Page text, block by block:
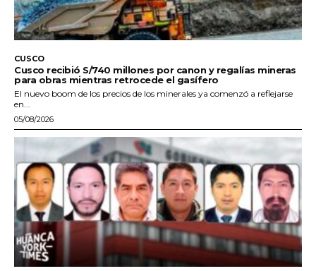
CUSCO
Cusco recibió S/740 millones por canon y regalías mineras
para obras mientras retrocede el gasífero
El nuevo boom de los precios de los minerales ya comenzó a reflejarse
en...
05/08/2026